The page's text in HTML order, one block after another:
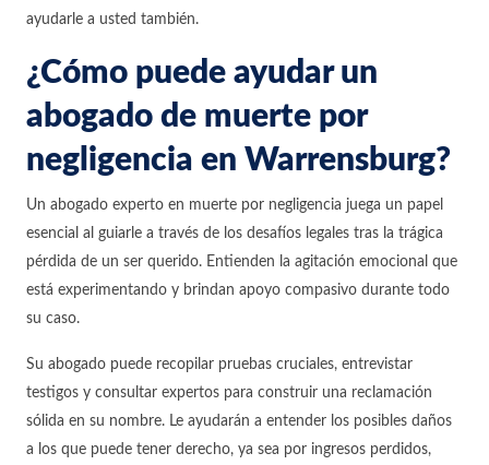
ayudarle a usted también.
¿Cómo puede ayudar un
abogado de muerte por
negligencia en Warrensburg?
Un abogado experto en muerte por negligencia juega un papel
esencial al guiarle a través de los desafíos legales tras la trágica
pérdida de un ser querido. Entienden la agitación emocional que
está experimentando y brindan apoyo compasivo durante todo
su caso.
Su abogado puede recopilar pruebas cruciales, entrevistar
testigos y consultar expertos para construir una reclamación
sólida en su nombre. Le ayudarán a entender los posibles daños
a los que puede tener derecho, ya sea por ingresos perdidos,